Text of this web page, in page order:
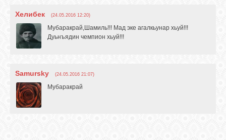
ФОТО
ВИДЕО
МУЗЫКА
Хелибек (24.05.2016 12:20)
Мубаракрай,Шамиль!!! Мад эке агалкьунар хьуй!!!
Дуьнъядин чемпион хьуй!!!
Samursky (24.05.2016 21:07)
Мубаракрай